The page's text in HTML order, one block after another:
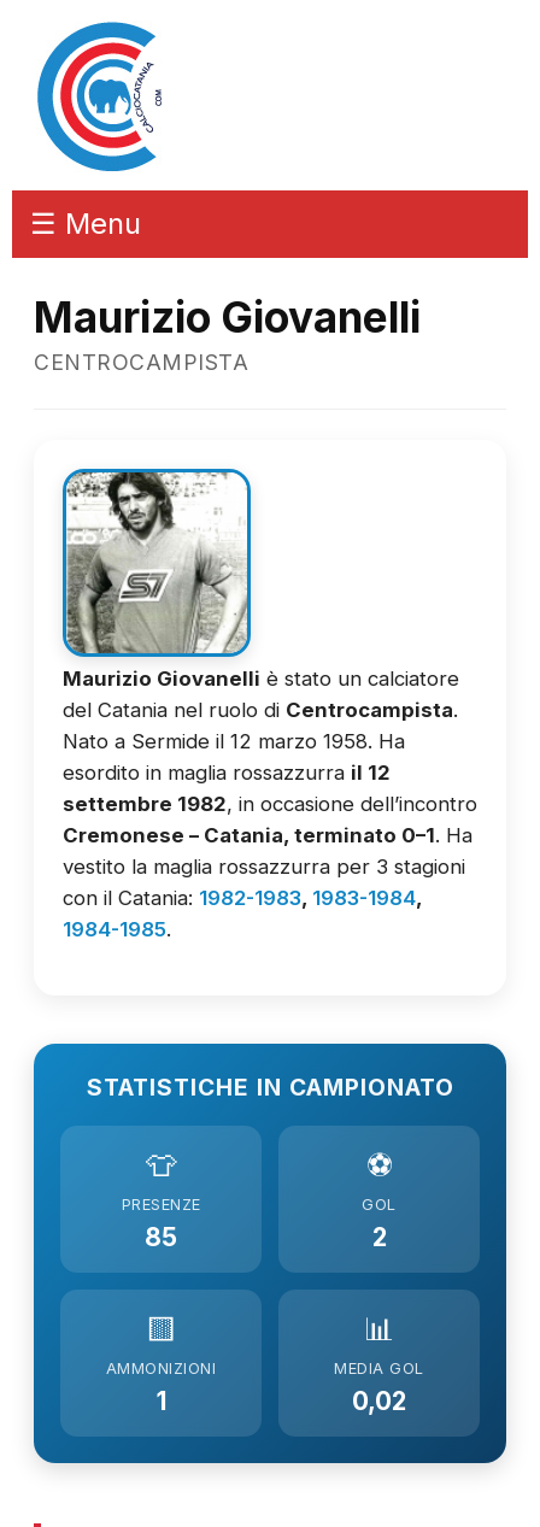
☰ Menu
Maurizio Giovanelli
CENTROCAMPISTA
Maurizio Giovanelli è stato un calciatore
del Catania nel ruolo di Centrocampista.
Nato a Sermide il 12 marzo 1958. Ha
esordito in maglia rossazzurra il 12
settembre 1982, in occasione dell’incontro
Cremonese – Catania, terminato 0–1. Ha
vestito la maglia rossazzurra per 3 stagioni
con il Catania: 1982-1983, 1983-1984,
1984-1985.
STATISTICHE IN CAMPIONATO
👕
PRESENZE
85
⚽
GOL
2
🟨
AMMONIZIONI
1
📊
MEDIA GOL
0,02